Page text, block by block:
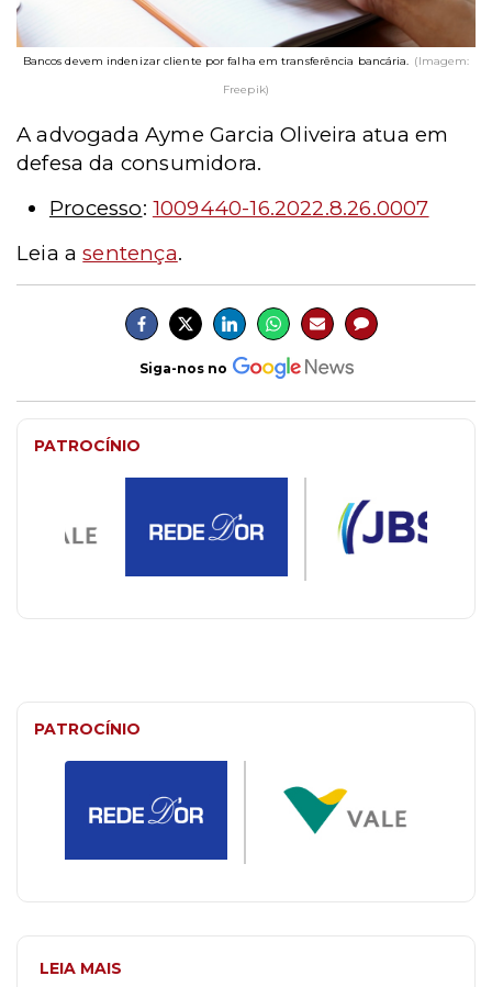
Bancos devem indenizar cliente por falha em transferência bancária. (Imagem:
Freepik)
A advogada Ayme Garcia Oliveira atua em
defesa da consumidora.
Processo: 1009440-16.2022.8.26.0007
Leia asentença.
Siga-nos no
PATROCÍNIO
PATROCÍNIO
LEIA MAIS